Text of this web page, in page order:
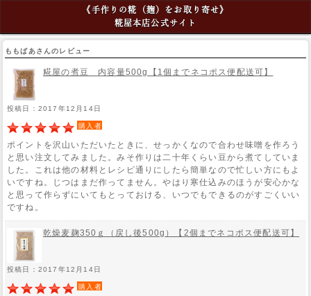
《手作りの糀（麹）をお取り寄せ》
糀屋本店公式サイト
ももばあさんのレビュー
糀屋の煮豆 内容量500g【1個までネコポス便配送可】
投稿日：2017年12月14日
購入者
ポイントを沢山いただいたときに、せっかくなので合わせ味噌を作ろう
と思い注文してみました。みそ作りは二十年くらい豆から煮てしていま
した。これは他の材料とレシピ通りにしたら簡単なので忙しい方にもよ
いですね。じつはまだ作ってません。やはり寒仕込みのほうが安心かな
と思って作らずにいてもとっておける、いつでもできるのがすごくいい
ですね。
乾燥麦麹350ｇ（戻し後500g）【2個までネコポス便配送可】
投稿日：2017年12月14日
購入者